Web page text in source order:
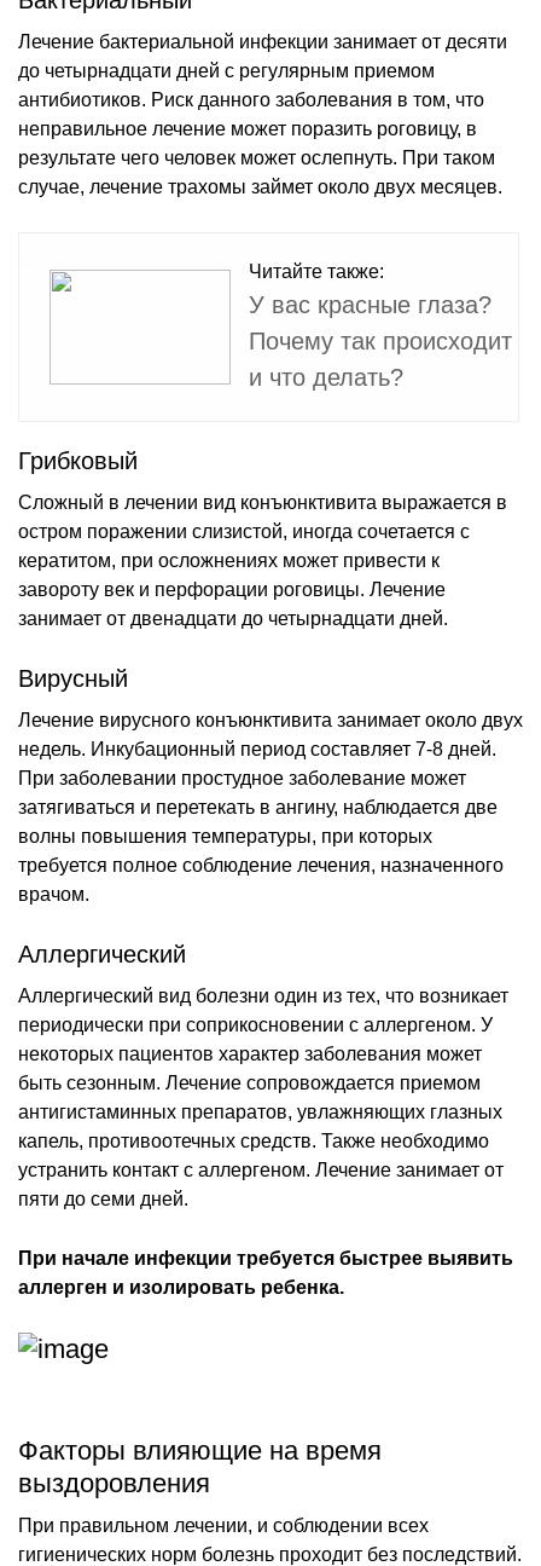
Лечение бактериальной инфекции занимает от десяти
до четырнадцати дней с регулярным приемом
антибиотиков. Риск данного заболевания в том, что
неправильное лечение может поразить роговицу, в
результате чего человек может ослепнуть. При таком
случае, лечение трахомы займет около двух месяцев.
Читайте также:
У вас красные глаза?
Почему так происходит
и что делать?
Грибковый
Сложный в лечении вид конъюнктивита выражается в
остром поражении слизистой, иногда сочетается с
кератитом, при осложнениях может привести к
завороту век и перфорации роговицы. Лечение
занимает от двенадцати до четырнадцати дней.
Вирусный
Лечение вирусного конъюнктивита занимает около двух
недель. Инкубационный период составляет 7-8 дней.
При заболевании простудное заболевание может
затягиваться и перетекать в ангину, наблюдается две
волны повышения температуры, при которых
требуется полное соблюдение лечения, назначенного
врачом.
Аллергический
Аллергический вид болезни один из тех, что возникает
периодически при соприкосновении с аллергеном. У
некоторых пациентов характер заболевания может
быть сезонным. Лечение сопровождается приемом
антигистаминных препаратов, увлажняющих глазных
капель, противоотечных средств. Также необходимо
устранить контакт с аллергеном. Лечение занимает от
пяти до семи дней.
При начале инфекции требуется быстрее выявить
аллерген и изолировать ребенка.
Факторы влияющие на время
выздоровления
При правильном лечении, и соблюдении всех
гигиенических норм болезнь проходит без последствий.